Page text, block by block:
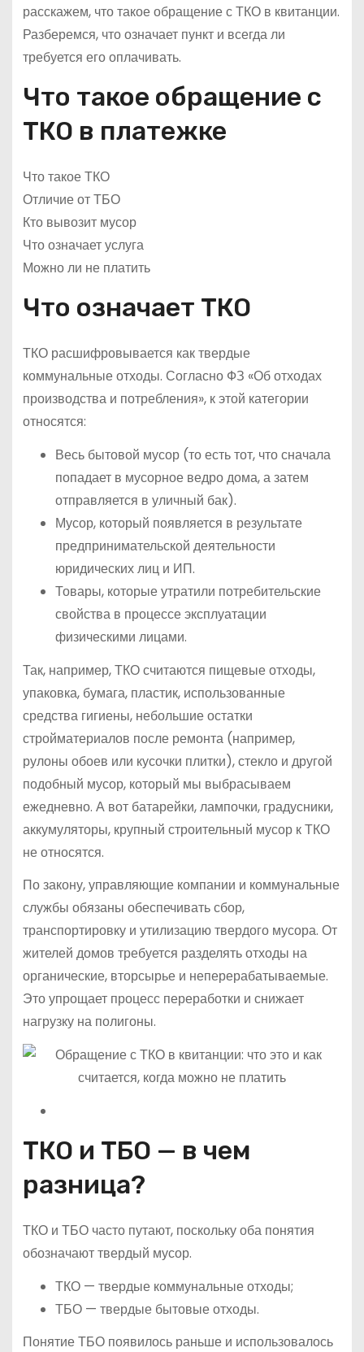
расскажем, что такое обращение с ТКО в квитанции.
Разберемся, что означает пункт и всегда ли
требуется его оплачивать.
Что такое обращение с
ТКО в платежке
Что такое ТКО
Отличие от ТБО
Кто вывозит мусор
Что означает услуга
Можно ли не платить
Что означает ТКО
ТКО расшифровывается как твердые
коммунальные отходы. Согласно ФЗ «Об отходах
производства и потребления», к этой категории
относятся:
Весь бытовой мусор (то есть тот, что сначала
попадает в мусорное ведро дома, а затем
отправляется в уличный бак).
Мусор, который появляется в результате
предпринимательской деятельности
юридических лиц и ИП.
Товары, которые утратили потребительские
свойства в процессе эксплуатации
физическими лицами.
Так, например, ТКО считаются пищевые отходы,
упаковка, бумага, пластик, использованные
средства гигиены, небольшие остатки
стройматериалов после ремонта (например,
рулоны обоев или кусочки плитки), стекло и другой
подобный мусор, который мы выбрасываем
ежедневно. А вот батарейки, лампочки, градусники,
аккумуляторы, крупный строительный мусор к ТКО
не относятся.
По закону, управляющие компании и коммунальные
службы обязаны обеспечивать сбор,
транспортировку и утилизацию твердого мусора. От
жителей домов требуется разделять отходы на
органические, вторсырье и неперерабатываемые.
Это упрощает процесс переработки и снижает
нагрузку на полигоны.
ТКО и ТБО — в чем
разница?
ТКО и ТБО часто путают, поскольку оба понятия
обозначают твердый мусор.
ТКО — твердые коммунальные отходы;
ТБО — твердые бытовые отходы.
Понятие ТБО появилось раньше и использовалось